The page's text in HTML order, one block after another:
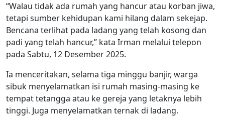
“Walau tidak ada rumah yang hancur atau korban jiwa,
tetapi sumber kehidupan kami hilang dalam sekejap.
Bencana terlihat pada ladang yang telah kosong dan
padi yang telah hancur,” kata Irman melalui telepon
pada Sabtu, 12 Desember 2025.
Ia menceritakan, selama tiga minggu banjir, warga
sibuk menyelamatkan isi rumah masing-masing ke
tempat tetangga atau ke gereja yang letaknya lebih
tinggi. Juga menyelamatkan ternak di ladang.